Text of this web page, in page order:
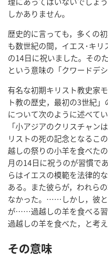
しかありません。
歴史的に言っても，多くの
も数世紀の間，イエス･キ
の14日に祝いました。その
という意味の「クワードデ
有名な初期キリスト教史家
ト教の歴史，最初の3世紀
について次のように述べて
「小アジアのクリスチャン
リストの死の記念となるこ
越しの祭りの小羊を食べた
月の14日に祝うのが習慣であ
らはイエスの模範を法律的
ある。また彼らが，われら
なかった。……しかし，彼
が……過越しの羊を食べる
過越しの羊を食べた，と考
その意味